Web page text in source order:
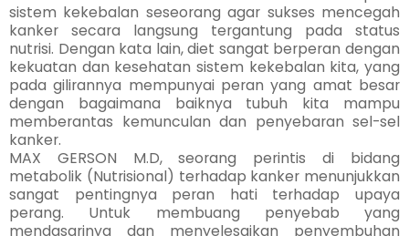
sistem kekebalan seseorang agar sukses mencegah
kanker secara langsung tergantung pada status
nutrisi. Dengan kata lain, diet sangat berperan dengan
kekuatan dan kesehatan sistem kekebalan kita, yang
pada gilirannya mempunyai peran yang amat besar
dengan bagaimana baiknya tubuh kita mampu
memberantas kemunculan dan penyebaran sel-sel
kanker.
MAX GERSON M.D, seorang perintis di bidang
metabolik (Nutrisional) terhadap kanker menunjukkan
sangat pentingnya peran hati terhadap upaya
perang. Untuk membuang penyebab yang
mendasarinya dan menyelesaikan penyembuhan